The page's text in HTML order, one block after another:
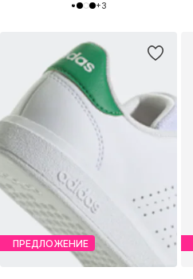
+3
ПРЕДЛОЖЕНИЕ